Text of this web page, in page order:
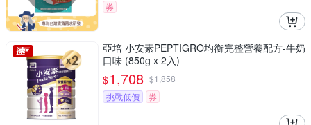
券
亞培 小安素PEPTIGRO均衡完整營養配方-牛奶
口味 (850g x 2入)
$1,708 $1,858
挑戰低價
券